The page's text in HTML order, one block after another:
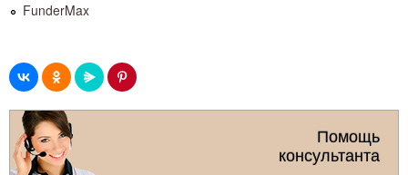
FunderMax
Помощь
консультанта